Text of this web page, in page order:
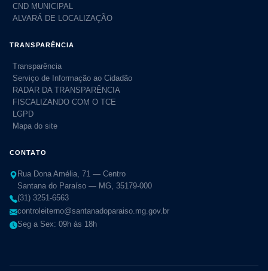
CND MUNICIPAL
ALVARÁ DE LOCALIZAÇÃO
TRANSPARÊNCIA
Transparência
Serviço de Informação ao Cidadão
RADAR DA TRANSPARÊNCIA
FISCALIZANDO COM O TCE
LGPD
Mapa do site
CONTATO
Rua Dona Amélia, 71 — Centro
Santana do Paraíso — MG, 35179-000
(31) 3251-6563
controleiterno@santanadoparaiso.mg.gov.br
Seg a Sex: 09h às 18h